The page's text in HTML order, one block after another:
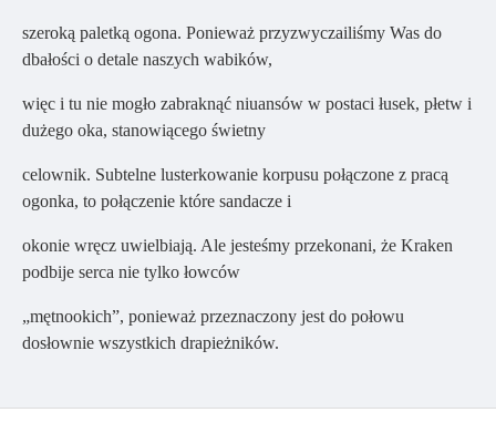
szeroką paletką ogona. Ponieważ przyzwyczailiśmy Was do
dbałości o detale naszych wabików,
więc i tu nie mogło zabraknąć niuansów w postaci łusek, płetw i
dużego oka, stanowiącego świetny
celownik. Subtelne lusterkowanie korpusu połączone z pracą
ogonka, to połączenie które sandacze i
okonie wręcz uwielbiają. Ale jesteśmy przekonani, że Kraken
podbije serca nie tylko łowców
„mętnookich”, ponieważ przeznaczony jest do połowu
dosłownie wszystkich drapieżników.